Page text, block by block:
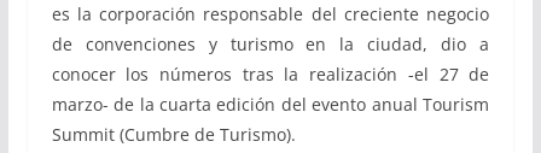
es la corporación responsable del creciente negocio
de convenciones y turismo en la ciudad, dio a
conocer los números tras la realización -el 27 de
marzo- de la cuarta edición del evento anual Tourism
Summit (Cumbre de Turismo).